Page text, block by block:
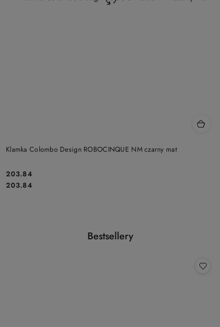
Klamka Colombo Design ROBOCINQUE NM czarny mat
Cena:
203.84
Cena:
203.84
Pomiń karuzelę produktów
Produkty
Bestsellery